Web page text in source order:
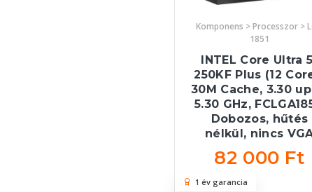
Komponens > Processzor >
1851
INTEL Core Ultra
250KF Plus (12
30M Cache, 3.30
5.30 GHz,
Dobozos, hűtés
nélkül, nincs
82 000 Ft
1 év garancia